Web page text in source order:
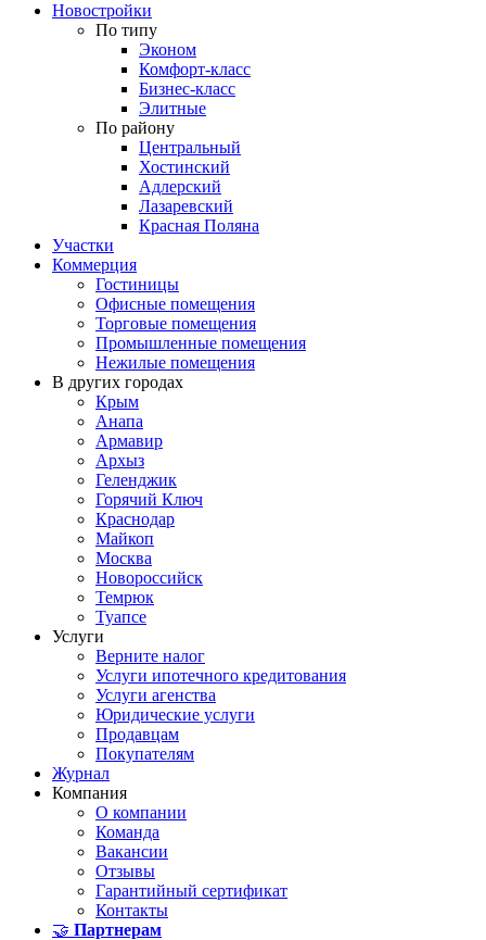
Новостройки
По типу
Эконом
Комфорт-класс
Бизнес-класс
Элитные
По району
Центральный
Хостинский
Адлерский
Лазаревский
Красная Поляна
Участки
Коммерция
Гостиницы
Офисные помещения
Торговые помещения
Промышленные помещения
Нежилые помещения
В других городах
Крым
Анапа
Армавир
Архыз
Геленджик
Горячий Ключ
Краснодар
Майкоп
Москва
Новороссийск
Темрюк
Туапсе
Услуги
Верните налог
Услуги ипотечного кредитования
Услуги агенства
Юридические услуги
Продавцам
Покупателям
Журнал
Компания
О компании
Команда
Вакансии
Отзывы
Гарантийный сертификат
Контакты
🤝 Партнерам